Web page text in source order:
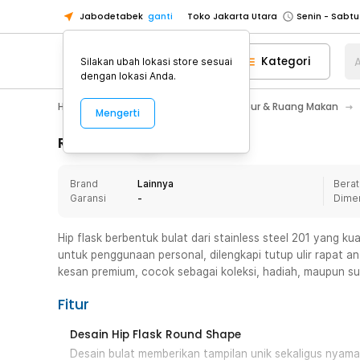
Jabodetabek ganti Toko Jakarta Utara
Toko Tangerang
Toko Cikupa
Pick n Go Jakarta Barat
Senin -
Pick n Go Bekasi
Senin - Jumat
Senin - Jumat
Senin -
Senin -
Toko Tangerang
Toko Cikupa
Pick n Go Jakarta Barat
Senin -
Pick n Go Depok
Kategori
Home Appliance Perlengkapan Dapur & Ruang Makan
Rincian Produk
Brand
Lainnya
Garansi
-
Hip flask berbentuk bulat dari stainless steel 201 yang
untuk penggunaan personal, dilengkapi tutup ulir rapat
kesan premium, cocok sebagai koleksi, hadiah, maupun
Fitur
Desain Hip Flask Round Shape
Desain bulat memberikan tampilan unik sekaligus
Silakan ubah lokasi store sesuai
dengan lokasi Anda.
Mengerti